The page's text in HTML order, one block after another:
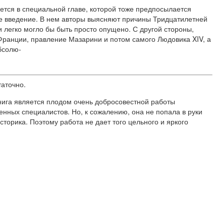
в специальной главе, которой тоже предпосылается
введение. В нем авторы выясняют причины Тридцатилетней
могло бы быть просто опущено. С другой стороны,
правление Мазарини и потом самого Людовика XIV, а
является плодом очень добросовестной работы
специалистов. Но, к сожалению, она не попала в руки
Поэтому работа не дает того цельного и яркого